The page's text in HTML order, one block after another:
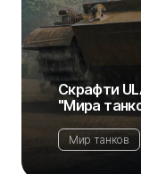
Скрафти
"Мира
Мир танков